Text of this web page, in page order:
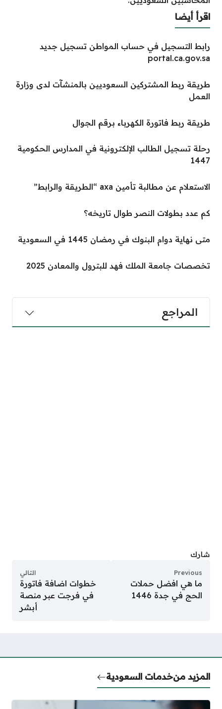
اقرأ أيضا
رابط التسجيل في حساب المواطن تسجيل جديد
portal.ca.gov.sa
طريقة ربط المشتركين السعوديين بالمنشآت لدى وزارة
العمل
طريقة ربط فاتورة الكهرباء برقم الجوال
رحلة تسجيل الطالب الإلكترونية في المدارس الحكومية
1447
الاستعلام عن مطالبة تأمين axa “الطريقة والرابط”
كم عدد بطولات النصر طوال تاريخه؟
متى نهاية دوام البنوك في رمضان 1445 في السعودية
تخصصات جامعة الملك فهد للبترول والمعادن 2025
المراجع
شارك
Previous
ما هي افضل حملات
الحج في جدة 1446
التالي
خطوات اضافة فاتورة
في فرجت عبر منصة
أبشر
المزيد منخدمات السعودية